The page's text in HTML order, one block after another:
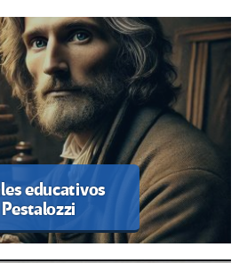
educativos